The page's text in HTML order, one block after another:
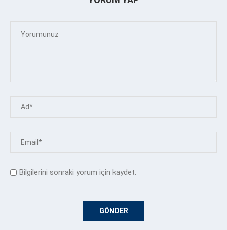
Bilgilerini sonraki yorum için kaydet.